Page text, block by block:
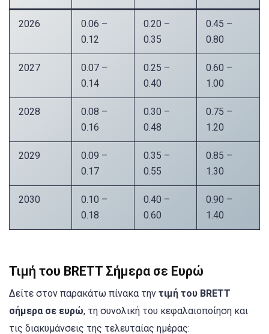
2026
0.06 –
0.12
0.20 –
0.35
0.45 –
0.80
2027
0.07 –
0.14
0.25 –
0.40
0.60 –
1.00
2028
0.08 –
0.16
0.30 –
0.48
0.75 –
1.20
2029
0.09 –
0.17
0.35 –
0.55
0.85 –
1.30
2030
0.10 –
0.18
0.40 –
0.60
0.90 –
1.40
Τιμή του BRETT Σήμερα σε Ευρώ
Δείτε στον παρακάτω πίνακα την τιμή του BRETT
σήμερα σε ευρώ, τη συνολική του κεφαλαιοποίηση και
τις διακυμάνσεις της τελευταίας ημέρας: